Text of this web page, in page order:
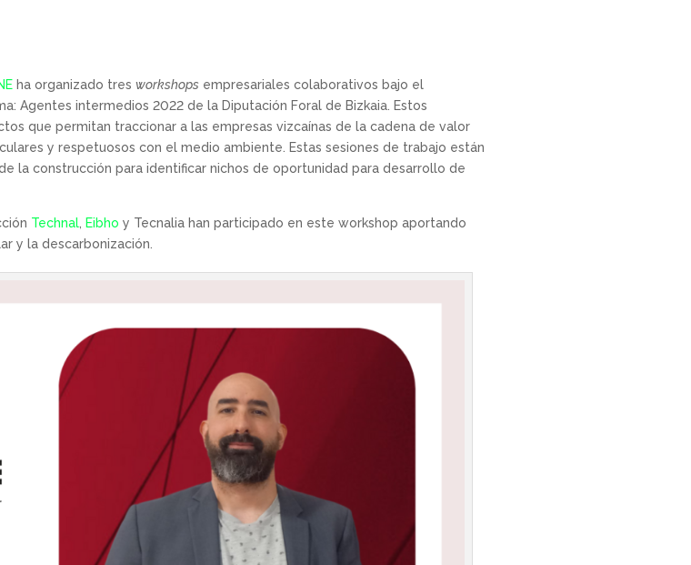
ha organizado tres workshops empresariales colaborativos bajo el
Agentes intermedios 2022 de la Diputación Foral de Bizkaia. Estos
que permitan traccionar a las empresas vizcaínas de la cadena de valor
y respetuosos con el medio ambiente. Estas sesiones de trabajo están
la construcción para identificar nichos de oportunidad para desarrollo de
Technal, Eibho y Tecnalia han participado en este workshop aportando
y la descarbonización.